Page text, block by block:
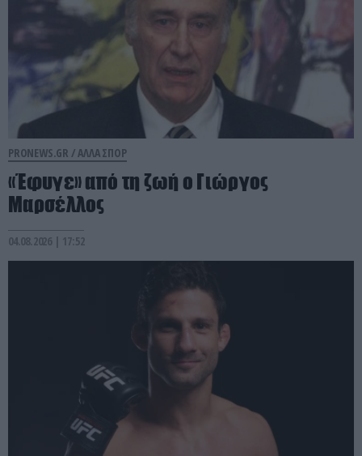
PRONEWS.GR /ΑΛΛΑ ΣΠΟΡ
«Έφυγε» από τη ζωή ο Γιώργος
Μαρσέλλος
04.08.2026 | 17:52